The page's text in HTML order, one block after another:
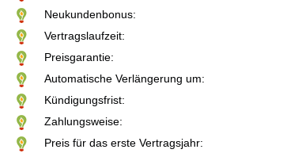
Neukundenbonus:
Vertragslaufzeit:
Preisgarantie:
Automatische Verlängerung um:
Kündigungsfrist:
Zahlungsweise:
Preis für das erste Vertragsjahr: